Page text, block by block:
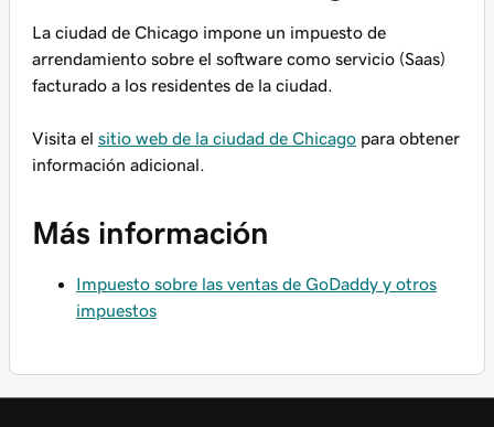
La ciudad de Chicago impone un impuesto de
arrendamiento sobre el software como servicio (Saas)
facturado a los residentes de la ciudad.
Visita el sitio web de la ciudad de Chicago para obtener
información adicional.
Más información
Impuesto sobre las ventas de GoDaddy y otros
impuestos